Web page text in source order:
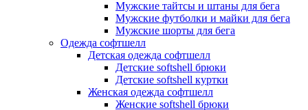
Мужские тайтсы и штаны для бега
Мужские футболки и майки для бега
Мужские шорты для бега
Одежда софтшелл
Детская одежда софтшелл
Детские softshell брюки
Детские softshell куртки
Женская одежда софтшелл
Женские softshell брюки